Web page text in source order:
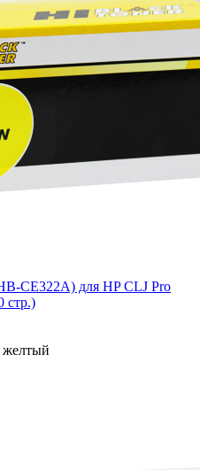
CE322A) для HP CLJ Pro
стр.)
желтый